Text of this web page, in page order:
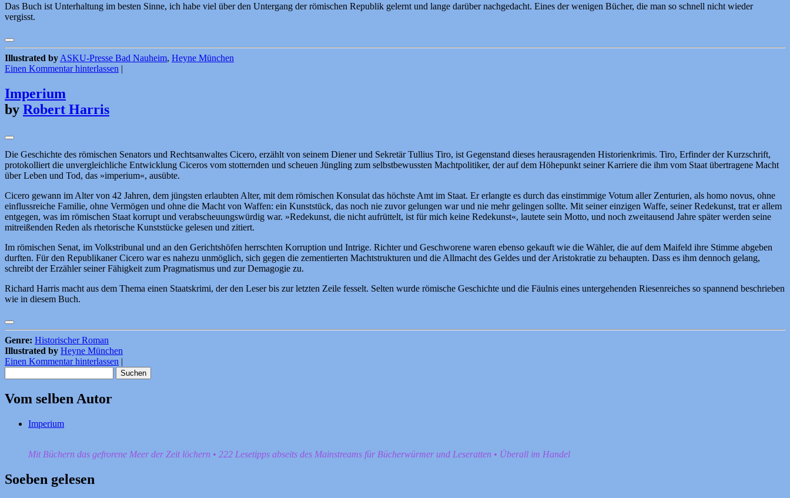
Das Buch ist Unterhaltung im besten Sinne, ich habe viel über den Untergang der römischen Republik gelernt und lange darüber nachgedacht. Eines der wenigen Bücher, die man so schnell nicht wieder
vergisst.
Illustrated byASKU-Presse Bad Nauheim, Heyne München
Einen Kommentar hinterlassen
Imperium
by Robert Harris
Die Geschichte des römischen Senators und Rechtsanwaltes Cicero, erzählt von seinem Diener und Sekretär Tullius Tiro, ist Gegenstand dieses herausragenden Historienkrimis. Tiro, Erfinder der Kurzschrift,
protokolliert die unvergleichliche Entwicklung Ciceros vom stotternden und scheuen Jüngling zum selbstbewussten Machtpolitiker, der auf dem Höhepunkt seiner Karriere die ihm vom Staat übertragene Macht
über Leben und Tod, das »imperium«, ausübte.
Cicero gewann im Alter von 42 Jahren, dem jüngsten erlaubten Alter, mit dem römischen Konsulat das höchste Amt im Staat. Er erlangte es durch das einstimmige Votum aller Zenturien, als homo novus, ohne
einflussreiche Familie, ohne Vermögen und ohne die Macht von Waffen: ein Kunststück, das noch nie zuvor gelungen war und nie mehr gelingen sollte. Mit seiner einzigen Waffe, seiner Redekunst, trat er allem
entgegen, was im römischen Staat korrupt und verabscheuungswürdig war. »Redekunst, die nicht aufrüttelt, ist für mich keine Redekunst«, lautete sein Motto, und noch zweitausend Jahre später werden seine
mitreißenden Reden als rhetorische Kunststücke gelesen und zitiert.
Im römischen Senat, im Volkstribunal und an den Gerichtshöfen herrschten Korruption und Intrige. Richter und Geschworene waren ebenso gekauft wie die Wähler, die auf dem Maifeld ihre Stimme abgeben
durften. Für den Republikaner Cicero war es nahezu unmöglich, sich gegen die zementierten Machtstrukturen und die Allmacht des Geldes und der Aristokratie zu behaupten. Dass es ihm dennoch gelang,
schreibt der Erzähler seiner Fähigkeit zum Pragmatismus und zur Demagogie zu.
Richard Harris macht aus dem Thema einen Staatskrimi, der den Leser bis zur letzten Zeile fesselt. Selten wurde römische Geschichte und die Fäulnis eines untergehenden Riesenreiches so spannend beschrieben
wie in diesem Buch.
Genre: Historischer Roman
Illustrated by Heyne München
Einen Kommentar hinterlassen |
nach:
Vom selben Autor
Imperium
Mit Büchern das gefrorene Meer der Zeit löchern • 222 Lesetipps abseits des Mainstreams für Bücherwürmer und Leseratten • Überall im Handel
Soeben gelesen